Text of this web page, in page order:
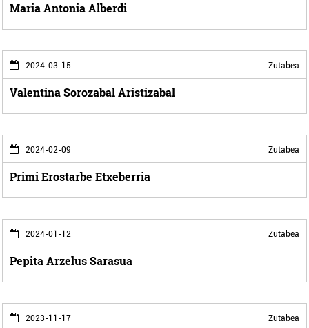
Maria Antonia Alberdi
2024-03-15 Zutabea
Valentina Sorozabal Aristizabal
2024-02-09 Zutabea
Primi Erostarbe Etxeberria
2024-01-12 Zutabea
Pepita Arzelus Sarasua
2023-11-17 Zutabea